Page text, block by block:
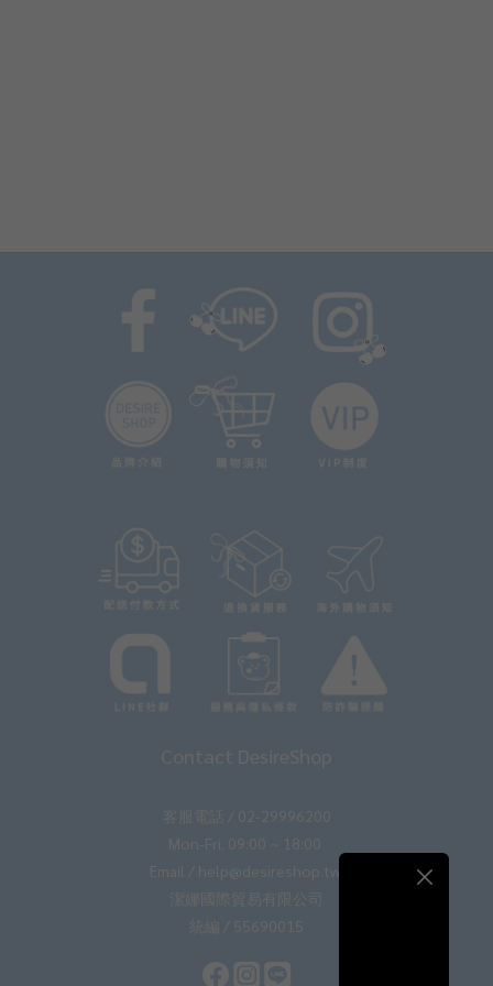
Contact DesireShop
客服電話 / 02-29996200
Mon-Fri. 09:00 ~ 18:00
Email / help@desireshop.tw
潔娜國際貿易有限公司
統編 / 55690015